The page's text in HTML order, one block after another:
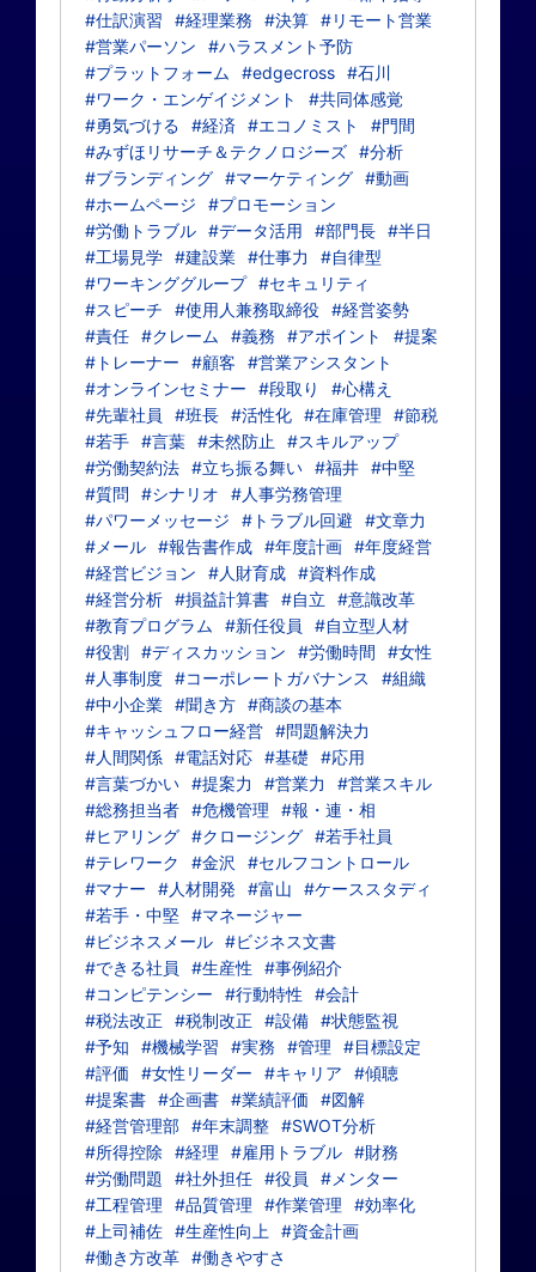
#仕訳演習
#経理業務 #決算 #リモート営業
#営業パーソン
#ハラスメント予防
#プラットフォーム
#edgecross #石川
#ワーク・エンゲイジメント
#共同体感覚
#勇気づける
#経済 #エコノミスト
#門間
#みずほリサーチ＆テクノロジーズ #分析
#ブランディング #マーケティング #動画
#ホームページ
#プロモーション
#労働トラブル #データ活用 #部門長 #半日
#工場見学 #建設業 #仕事力
#自律型
#ワーキンググループ #セキュリティ
#スピーチ
#使用人兼務取締役 #経営姿勢
#責任 #クレーム #義務 #アポイント
#提案
#トレーナー
#顧客
#営業アシスタント
#オンラインセミナー
#段取り
#心構え
#先輩社員
#班長 #活性化 #在庫管理
#節税
#若手 #言葉 #未然防止
#スキルアップ
#労働契約法 #立ち振る舞い #福井 #中堅
#質問
#シナリオ
#人事労務管理
#パワーメッセージ
#トラブル回避
#文章力
#メール #報告書作成 #年度計画 #年度経営
#経営ビジョン
#人財育成 #資料作成
#経営分析 #損益計算書 #自立
#意識改革
#教育プログラム
#新任役員
#自立型人材
#役割 #ディスカッション #労働時間
#女性
#人事制度 #コーポレートガバナンス
#組織
#中小企業 #聞き方 #商談の基本
#キャッシュフロー経営 #問題解決力
#人間関係 #電話対応 #基礎
#応用
#言葉づかい #提案力 #営業力
#営業スキル
#総務担当者 #危機管理
#報・連・相
#ヒアリング #クロージング #若手社員
#テレワーク
#金沢
#セルフコントロール
#マナー
#人材開発 #富山
#ケーススタディ
#若手・中堅 #マネージャー
#ビジネスメール #ビジネス文書
#できる社員
#生産性
#事例紹介
#コンピテンシー
#行動特性
#会計
#税法改正
#税制改正 #設備 #状態監視
#予知
#機械学習 #実務 #管理
#目標設定
#評価
#女性リーダー #キャリア
#傾聴
#提案書 #企画書 #業績評価
#図解
#経営管理部 #年末調整 #SWOT分析
#所得控除
#経理 #雇用トラブル #財務
#労働問題
#社外担任 #役員
#メンター
#工程管理
#品質管理 #作業管理
#効率化
#上司補佐 #生産性向上
#資金計画
#働き方改革 #働きやすさ